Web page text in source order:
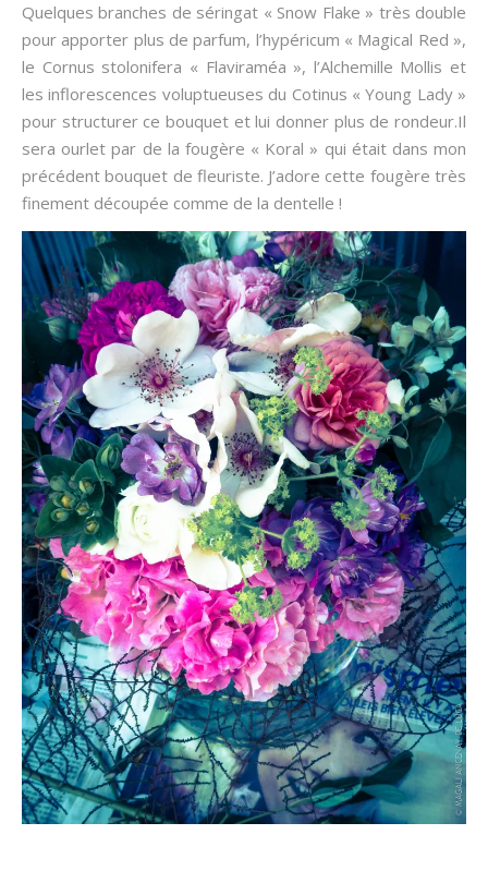
Quelques branches de séringat « Snow Flake » très double
pour apporter plus de parfum, l’hypéricum « Magical Red »,
le Cornus stolonifera « Flaviraméa », l’Alchemille Mollis et
les inflorescences voluptueuses du Cotinus « Young Lady »
pour structurer ce bouquet et lui donner plus de rondeur.Il
sera ourlet par de la fougère « Koral » qui était dans mon
précédent bouquet de fleuriste. J’adore cette fougère très
finement découpée comme de la dentelle !